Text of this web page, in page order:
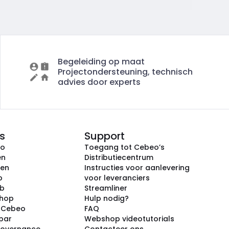
Begeleiding op maat
Projectondersteuning, technisch
advies door experts
Support
Toegang tot Cebeo’s
Distributiecentrum
Instructies voor aanlevering
voor leveranciers
Streamliner
Hulp nodig?
FAQ
Webshop videotutorials